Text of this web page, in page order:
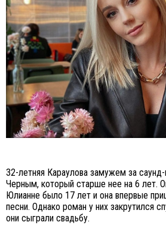
32-летняя Караулова замужем за
Черным, который старше нее на 6 лет.
Юлианне было 17 лет и она впервые
песни. Однако роман у них закрутился
они сыграли свадьбу.